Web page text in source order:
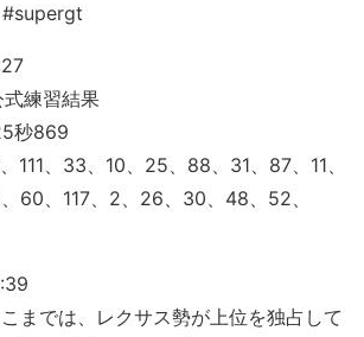
#supergt
式練習結果
秒869
111、33、10、25、88、31、87、11、
60、117、2、26、30、48、52、
までは、レクサス勢が上位を独占して